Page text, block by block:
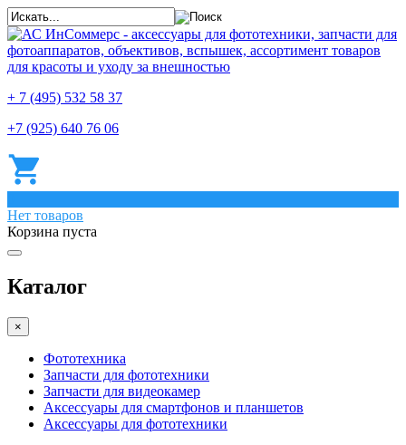
+ 7 (495) 532 58 37
+7 (925) 640 76 06
Нет товаров
Корзина пуста
Каталог
×
Фототехника
Запчасти для фототехники
Запчасти для видеокамер
Аксессуары для смартфонов и планшетов
Аксессуары для фототехники